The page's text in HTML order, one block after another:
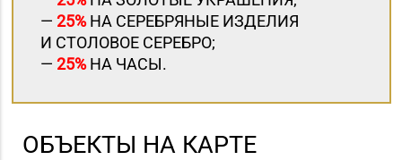
— 25%НА СЕРЕБРЯНЫЕ ИЗДЕЛИЯ
И СТОЛОВОЕ СЕРЕБРО;
— 25%НА ЧАСЫ.
ОБЪЕКТЫ НА КАРТЕ